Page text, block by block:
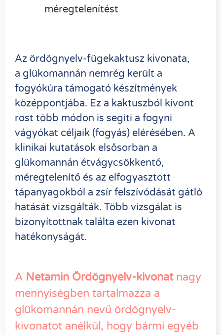
méregtelenítést
Az ördögnyelv-fügekaktusz kivonata,
a glükomannán nemrég került a
fogyókúra támogató készítmények
középpontjába. Ez a kaktuszból kivont
rost több módon is segíti a fogyni
vágyókat céljaik (fogyás) elérésében. A
klinikai kutatások elsősorban a
glükomannán étvágycsökkentő,
méregtelenítő és az elfogyasztott
tápanyagokból a zsír felszívódását gátló
hatását vizsgálták. Több vizsgálat is
bizonyítottnak találta ezen kivonat
hatékonyságát.
A Netamin Ördögnyelv-kivonatnagy
mennyiségben tartalmazza a
glükomannán nevű ördögnyelv-
kivonatot anélkül, hogy bármi egyéb